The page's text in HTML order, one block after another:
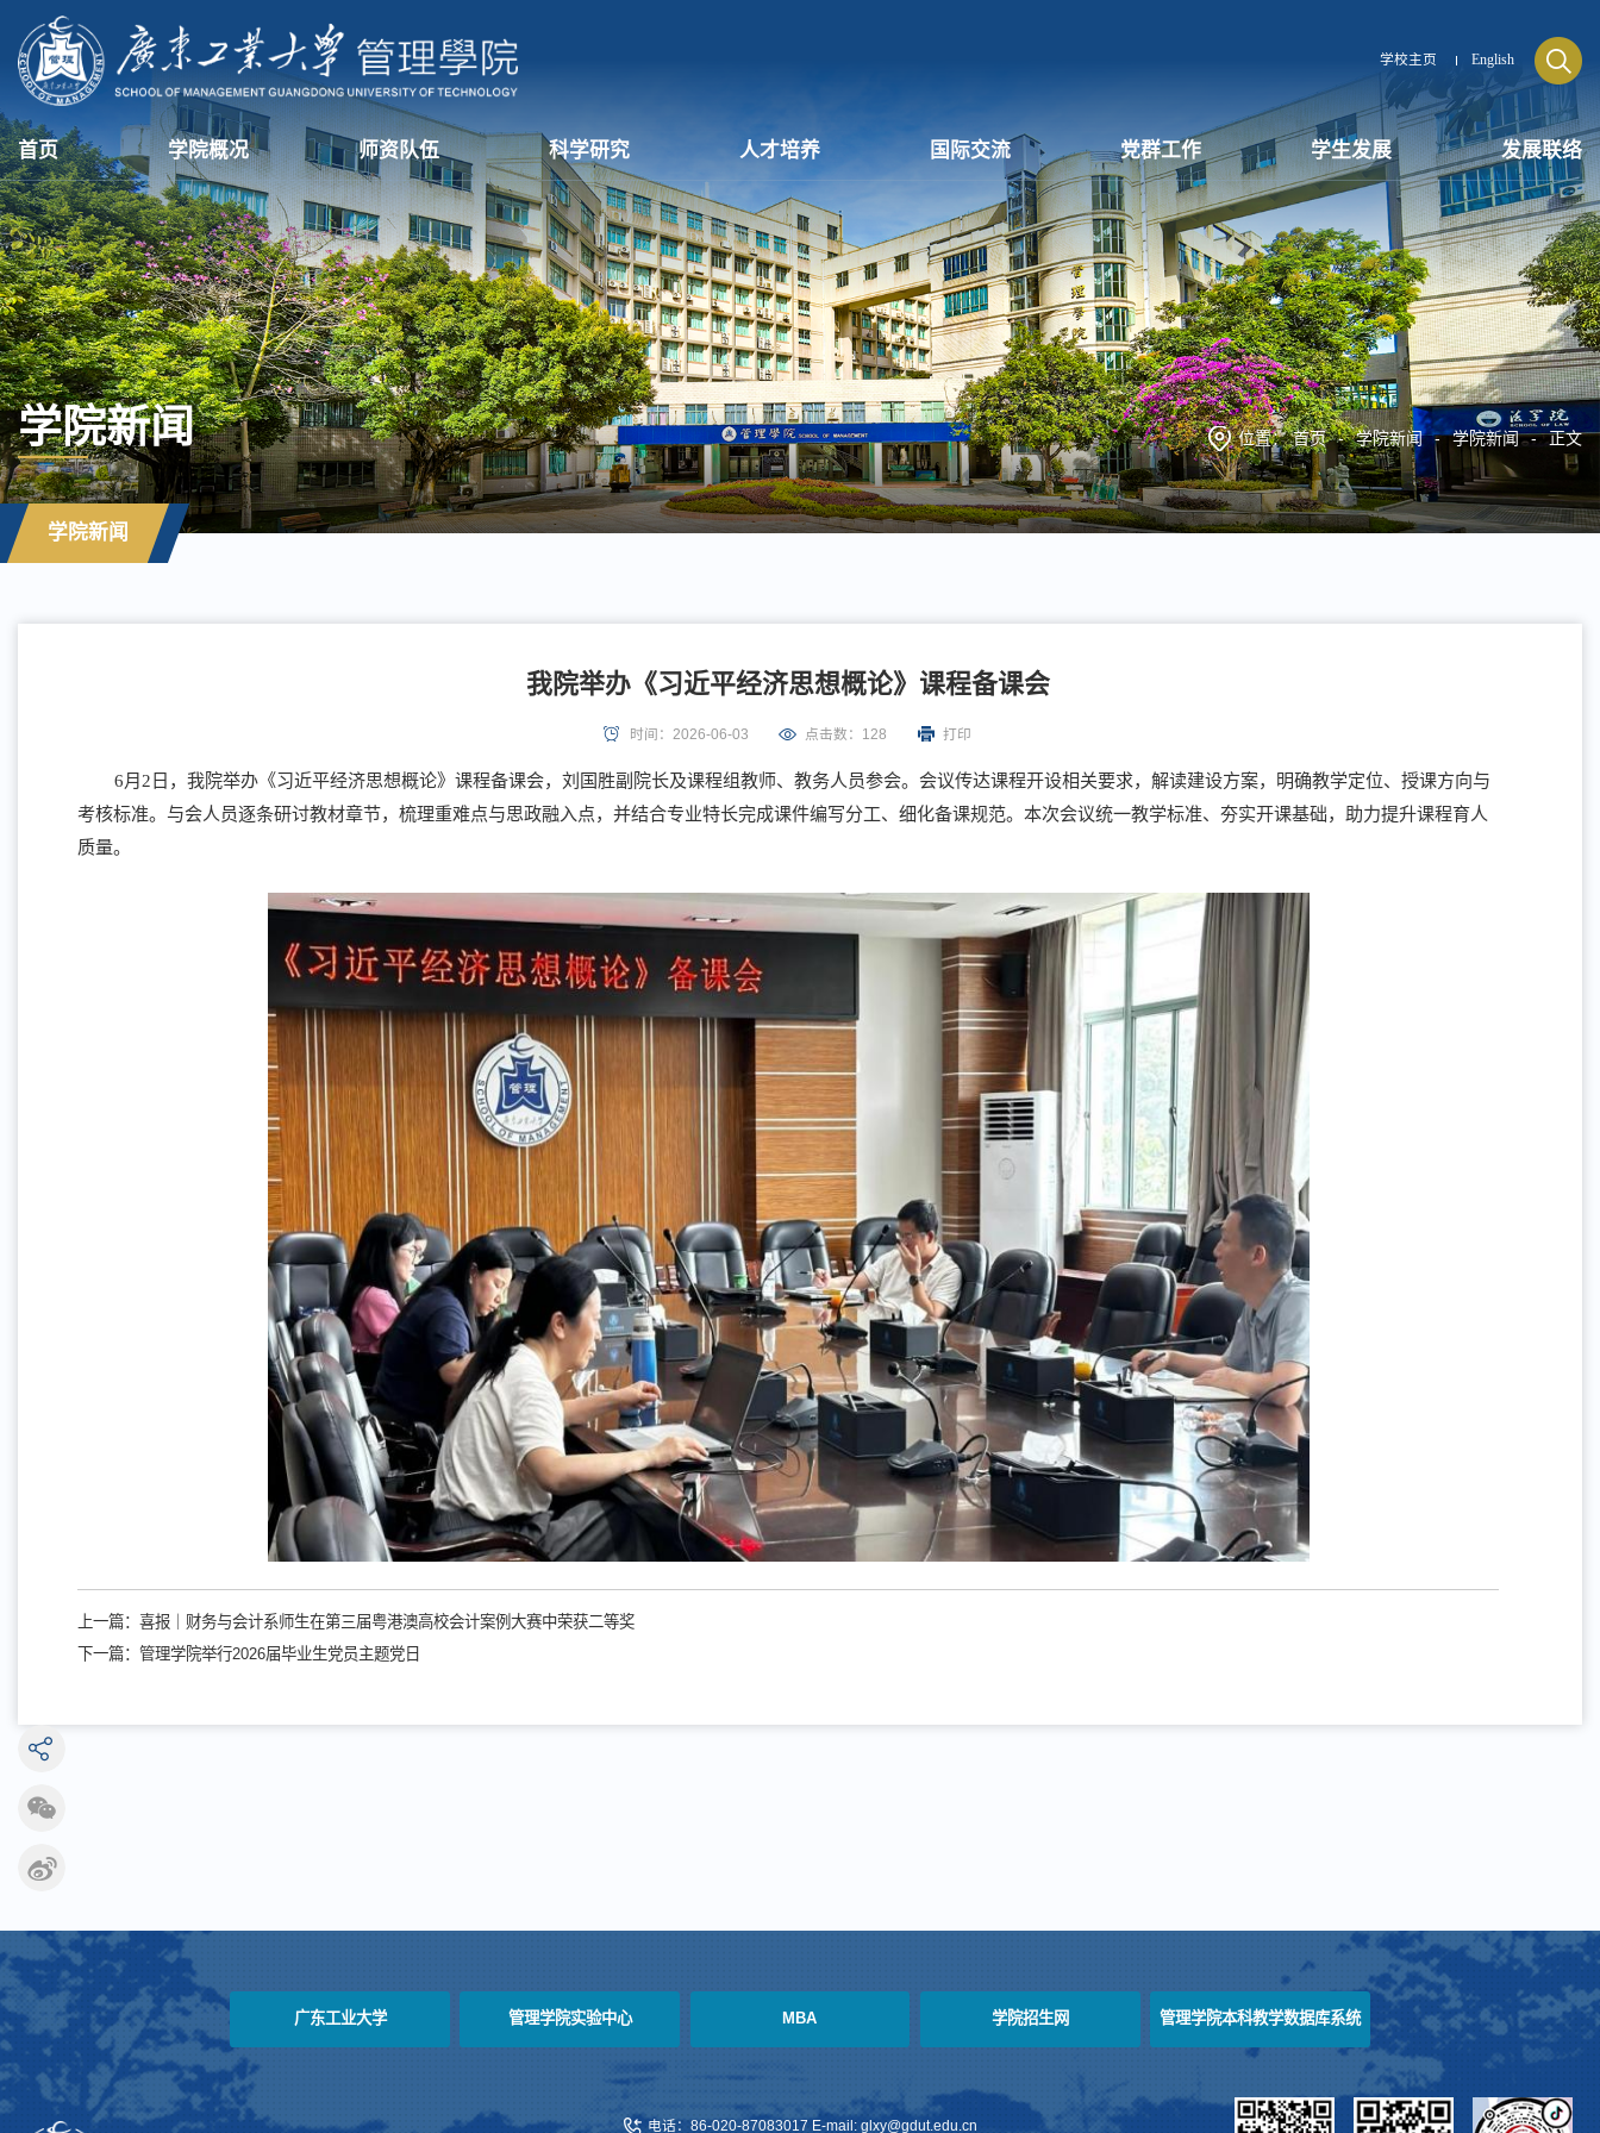
学校主页 English
首页 学院概况 师资队伍 科学研究 人才培养 国际交流 党群工作 学生发展 发展联络
学院新闻 位置：首页 - 学院新闻 - 学院新闻 - 正文
学院新闻
我院举办《习近平经济思想概论》课程备课会
时间：2026-06-03 点击数： 128 打印
6月2日，我院举办《习近平经济思想概论》课程备课会，刘国胜副院长及课程组教师、教务人员参会。会议传达课程开设相关要求，解读建设方案，明确教学定位、授课方向与
考核标准。与会人员逐条研讨教材章节，梳理重难点与思政融入点，并结合专业特长完成课件编写分工、细化备课规范。本次会议统一教学标准、夯实开课基础，助力提升课程育人
质量。
上一篇：喜报｜财务与会计系师生在第三届粤港澳高校会计案例大赛中荣获二等奖
下一篇：管理学院举行2026届毕业生党员主题党日
广东工业大学 管理学院实验中心 MBA 学院招生网 管理学院本科教学数据库系统
电话：86-020-87083017 E-mail: glxy@gdut.edu.cn